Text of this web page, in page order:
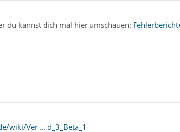
du kannst dich mal hier umschauen:
wiki/Ver ... d_3_Beta_1